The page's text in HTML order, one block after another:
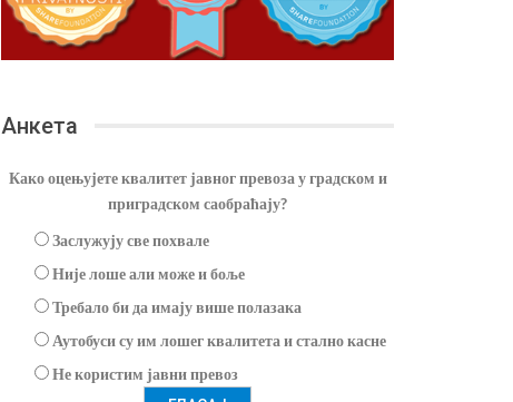
Анкета
Како оцењујете квалитет јавног превоза у градском и
приградском саобраћају?
Заслужују све похвале
Није лоше али може и боље
Требало би да имају више полазака
Аутобуси су им лошег квалитета и стално касне
Не користим јавни превоз